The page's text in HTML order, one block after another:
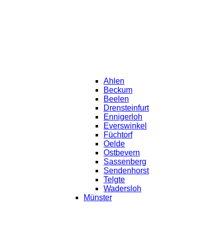
Ahlen
Beckum
Beelen
Drensteinfurt
Ennigerloh
Everswinkel
Füchtorf
Oelde
Ostbevern
Sassenberg
Sendenhorst
Telgte
Wadersloh
Münster